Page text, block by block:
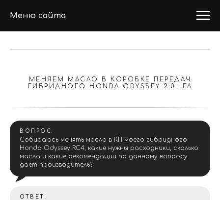
Меню сайта
МЕНЯЕМ МАСЛО В КОРОБКЕ ПЕРЕДАЧ
ГИБРИДНОГО HONDA ODYSSEY 2.0 LFA
ВОПРОС:
Собираюсь менять масло в КП моего гибридного
Honda Odyssey RC4, какие нужны расходники, сколько
масла и какие рекомендации по данному вопросу
даёт производитель?
ОТВЕТ: